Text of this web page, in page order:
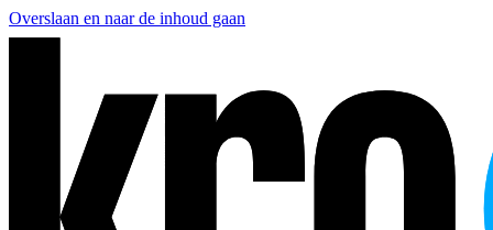
Overslaan en naar de inhoud gaan